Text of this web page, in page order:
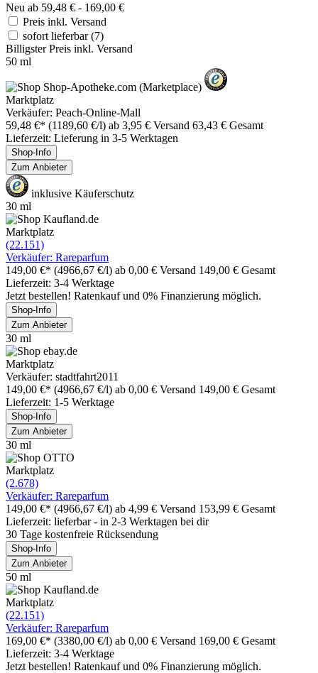
Neu ab 59,48 € - 169,00 €
Preis inkl. Versand
sofort lieferbar(7)
Billigster Preis inkl. Versand
50 ml
Marktplatz
Verkäufer: Peach-Online-Mall
59,48 €* (1189,60 €/l) ab 3,95 € Versand 63,43 € Gesamt
Lieferzeit: Lieferung in 3-5 Werktagen
Shop-Info
Zum Anbieter
inklusive Käuferschutz
30 ml
Marktplatz
(22.151)
Verkäufer: Rareparfum
149,00 €* (4966,67 €/l) ab 0,00 € Versand 149,00 € Gesamt
Lieferzeit: 3-4 Werktage
Jetzt bestellen! Ratenkauf und 0% Finanzierung möglich.
Shop-Info
Zum Anbieter
30 ml
Marktplatz
Verkäufer: stadtfahrt2011
149,00 €* (4966,67 €/l) ab 0,00 € Versand 149,00 € Gesamt
Lieferzeit: 1-5 Werktage
Shop-Info
Zum Anbieter
30 ml
Marktplatz
(2.678)
Verkäufer: Rareparfum
149,00 €* (4966,67 €/l) ab 4,99 € Versand 153,99 € Gesamt
Lieferzeit: lieferbar - in 2-3 Werktagen bei dir
30 Tage kostenfreie Rücksendung
Shop-Info
Zum Anbieter
50 ml
Marktplatz
(22.151)
Verkäufer: Rareparfum
169,00 €* (3380,00 €/l) ab 0,00 € Versand 169,00 € Gesamt
Lieferzeit: 3-4 Werktage
Jetzt bestellen! Ratenkauf und 0% Finanzierung möglich.